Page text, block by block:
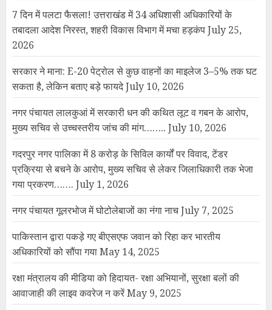
गदरपुर नगर पालिका में 8 करोड़ के सिविल कार्यों पर विवाद, टेंडर
प्रक्रिया से बचने के आरोप, मुख्य सचिव से लेकर जिलाधिकारी तक भेजा
गया प्रकरण……. July 1, 2026
नगर पंचायत गूलरभोज में घोटोलेबाजों का नंगा नाच
July 7, 2025
पाकिस्तान द्वारा पकड़े गए बीएसएफ जवान को रिहा कर भारतीय
अधिकारियों को सौंपा गया
May 14, 2025
रक्षा मंत्रालय की मीडिया को हिदायत- रक्षा अभियानों, सुरक्षा बलों की
आवाजाही की लाइव कवरेज न करें May 9, 2025
भारत-पाक तनाव चरम पर: सैन्य ठिकानों पर ड्रोन-मिसाइल हमले, भारतीय
सेना ने कहा- हमला नाकाम May 9, 2025
भारत ने पाकिस्तान पर दूसरे हमले की जानकारी दी, कहा- पूरी तीव्रता से
जवाब दिया
May 8, 2025
YOU MAY HAVE MISSED